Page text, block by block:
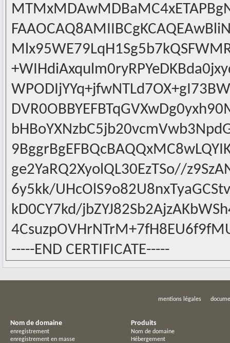
ge2YaRQ2XyolQL30EzTSo//
6y5kk/
kD0CY7kd/
-----END CERTIFICATE-----
mentions légales
Nom de domaine
enregistrement
enregistrement en masse
Produits
Nom de domaine
Hébergement